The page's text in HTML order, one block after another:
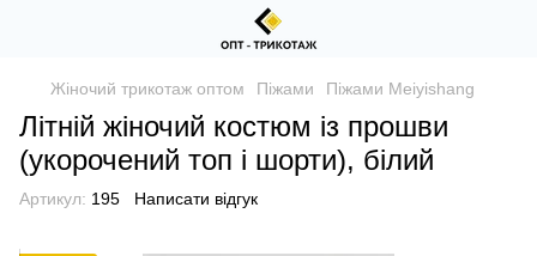
Жіночий трикотаж оптом Піжами Піжами Meiyishang
Літній жіночий костюм із прошви
(укорочений топ і шорти), білий
Артикул: 195 Написати відгук